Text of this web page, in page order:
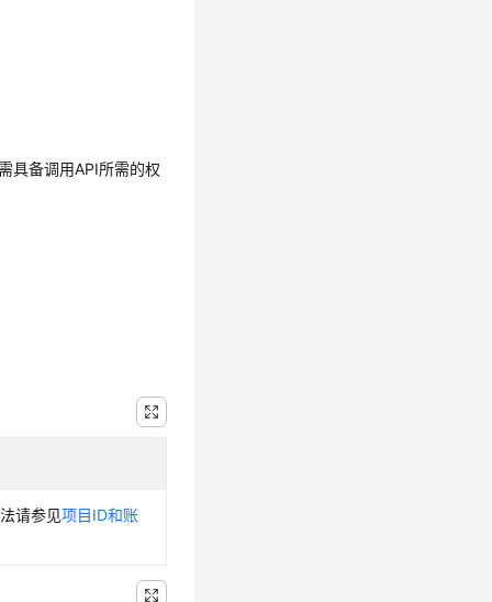
具备调用API所需的权
请参见项目ID和账